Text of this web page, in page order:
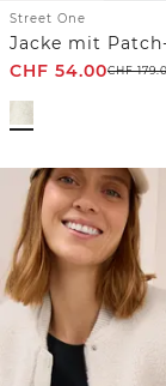
Street One
Jacke mit
CHF 54.00CHF